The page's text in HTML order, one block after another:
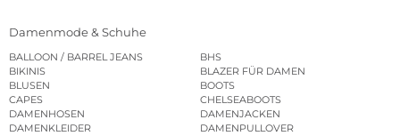
Damenmode & Schuhe
BALLOON / BARREL JEANS
BHS
BIKINIS
BLAZER FÜR DAMEN
BLUSEN
BOOTS
CAPES
CHELSEABOOTS
DAMENHOSEN
DAMENJACKEN
DAMENKLEIDER
DAMENPULLOVER